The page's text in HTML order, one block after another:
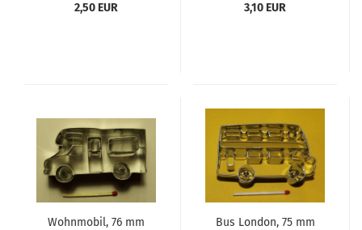
2,50 EUR 3,10 EUR
Wohnmobil, 76 mm
Bus London, 75 mm